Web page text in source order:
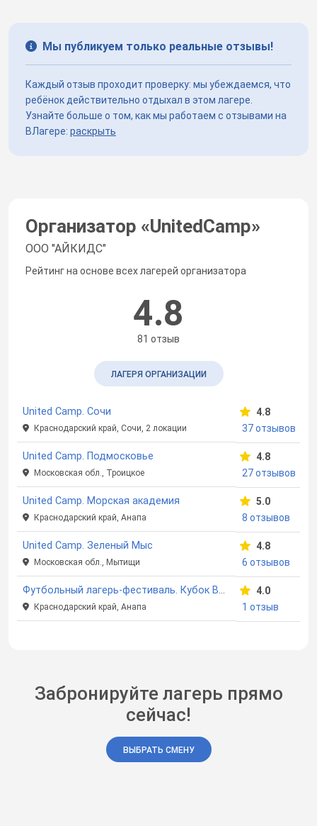
Мы публикуем только реальные отзывы!
Каждый отзыв проходит проверку: мы убеждаемся, что
ребёнок действительно отдыхал в этом лагере.
Узнайте больше о том, как мы работаем с отзывами на
ВЛагере: раскрыть
Организатор «UnitedCamp»
ООО "АЙКИДС"
Рейтинг на основе всех лагерей организатора
4.8
81 отзыв
ЛАГЕРЯ ОРГАНИЗАЦИИ
United Camp. Сочи
Краснодарский край, Сочи, 2 локации
4.8
37 отзывов
United Camp. Подмосковье
Московская обл., Троицкое
4.8
27 отзывов
United Camp. Морская академия
Краснодарский край, Анапа
5.0
8 отзывов
United Camp. Зеленый Мыс
Московская обл., Мытищи
4.8
6 отзывов
Футбольный лагерь-фестиваль. Кубок ВДЦ "Смена"
Краснодарский край, Анапа
4.0
1 отзыв
Забронируйте лагерь прямо
сейчас!
ВЫБРАТЬ СМЕНУ